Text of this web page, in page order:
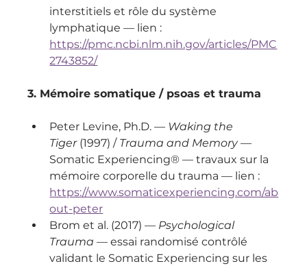
interstitiels et rôle du système
lymphatique — lien :
https://pmc.ncbi.nlm.nih.gov/articles/PMC
2743852/
3. Mémoire somatique / psoas et trauma
Peter Levine, Ph.D. — Waking the
Tiger (1997) / Trauma and Memory —
Somatic Experiencing® — travaux sur la
mémoire corporelle du trauma — lien :
https://www.somaticexperiencing.com/ab
out-peter
Brom et al. (2017) — Psychological
Trauma — essai randomisé contrôlé
validant le Somatic Experiencing sur les